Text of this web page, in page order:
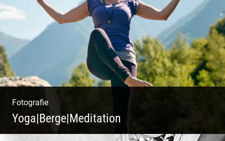
Fotografie
Yoga|Berge|Meditation